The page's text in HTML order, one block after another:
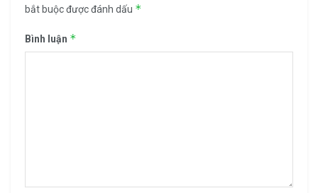
bắt buộc được đánh dấu *
Bình luận *